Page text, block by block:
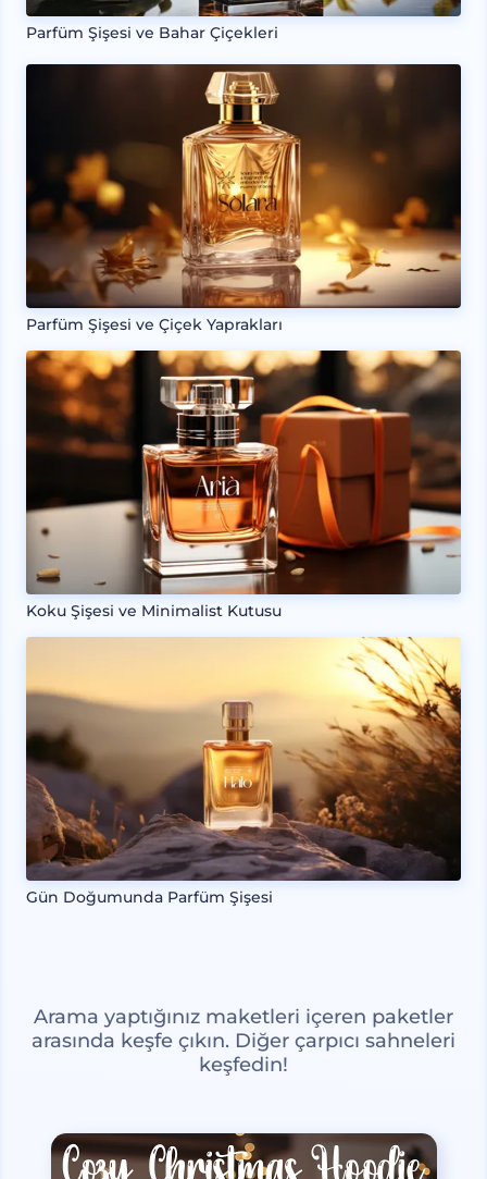
Parfüm Şişesi ve Bahar Çiçekleri
Parfüm Şişesi ve Çiçek Yaprakları
Koku Şişesi ve Minimalist Kutusu
Gün Doğumunda Parfüm Şişesi
Arama yaptığınız maketleri içeren paketler
arasında keşfe çıkın. Diğer çarpıcı sahneleri
keşfedin!